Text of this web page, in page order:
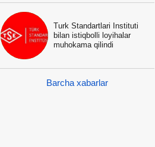
Turk Standartlari Instituti
bilan istiqbolli loyihalar
muhokama qilindi
Barcha xabarlar